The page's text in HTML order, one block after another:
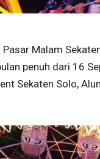
Pasar Malam
penuh dari 16
Sekaten Solo,